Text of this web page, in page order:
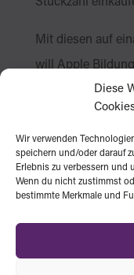
Diese
Wir verwenden
speichern und/oder darauf
Erlebnis zu verbessern und
Wenn du nicht zustimmst
bestimmte Merkmale und
Mit diesen auf
will Apple
Lehrenden auf
entdecken Sie,
revolutionieren